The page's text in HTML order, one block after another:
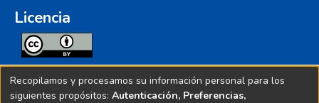
Licencia
Todos los contenidos de repositorio.ins.gob.pe estan
licenciados bajo
Recopilamos y procesamos su información personal para los
siguientes propósitos: Autenticación, Preferencias,